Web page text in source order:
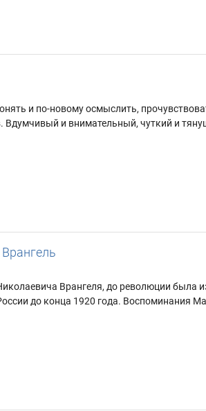
и по-новому осмыслить,
Вдумчивый и внимательный, чуткий и
Врангеля, до революции была
до конца 1920 года. Воспоминания